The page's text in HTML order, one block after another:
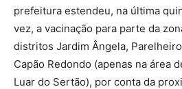
prefeitura estendeu, na última
vez, a vacinação para parte da
distritos Jardim Ângela,
Capão Redondo (apenas na área
Luar do Sertão), por conta da